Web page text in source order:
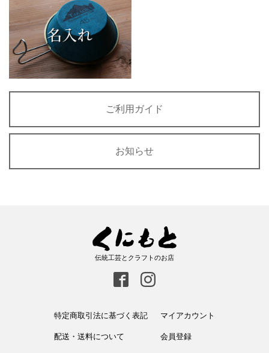
ご利用ガイド
お知らせ
伝統工芸とクラフトのお店
特定商取引法に基づく表記
配送・送料について
マイアカウント
会員登録